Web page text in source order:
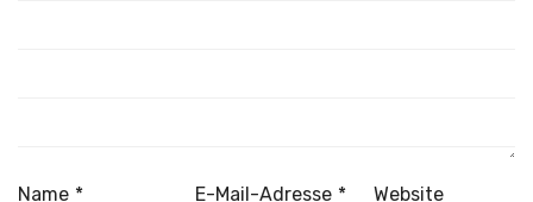
Name * E-Mail-Adresse * Website